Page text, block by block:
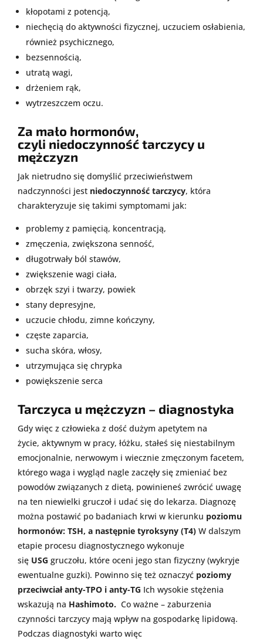
kłopotami z potencją,
niechęcią do aktywności fizycznej, uczuciem osłabienia,
również psychicznego,
bezsennością,
utratą wagi,
drżeniem rąk,
wytrzeszczem oczu.
Za mało hormonów,
czyli niedoczynnośćtarczycy u
mężczyzn
Jak nietrudno się domyślić przeciwieństwem
nadczynności jest niedoczynność tarczycy, która
charakteryzuje się takimi symptomami jak:
problemy z pamięcią, koncentracją,
zmęczenia, zwiększona senność,
długotrwały ból stawów,
zwiększenie wagi ciała,
obrzęk szyi i twarzy, powiek
stany depresyjne,
uczucie chłodu, zimne kończyny,
częste zaparcia,
sucha skóra, włosy,
utrzymująca się chrypka
powiększenie serca
Tarczyca u mężczyzn – diagnostyka
Gdy więc z człowieka z dość dużym apetytem na
życie, aktywnym w pracy, łóżku, stałeś się niestabilnym
emocjonalnie, nerwowym i wiecznie zmęczonym facetem,
którego waga i wygląd nagle zaczęły się zmieniać bez
powodów związanych z dietą, powinieneś zwrócić uwagę
na ten niewielki gruczoł i udać się do lekarza. Diagnozę
można postawić po badaniach krwi w kierunku poziomu
hormonów: TSH, a następnie tyroksyny (T4) W dalszym
etapie procesu diagnostycznego wykonuje
się USG gruczołu, które oceni jego stan fizyczny (wykryje
ewentualne guzki). Powinno się też oznaczyć poziomy
przeciwciał anty-TPO i anty-TG Ich wysokie stężenia
wskazują na Hashimoto. Co ważne – zaburzenia
czynności tarczycy mają wpływ na gospodarkę lipidową.
Podczas diagnostyki warto więc